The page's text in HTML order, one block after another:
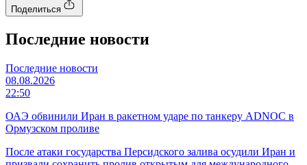
Поделиться
Последние новости
Последние новости
08.08.2026
22:50
ОАЭ обвинили Иран в ракетном ударе по танкеру ADNOC в
Ормузском проливе
После атаки государства Персидского залива осудили Иран и